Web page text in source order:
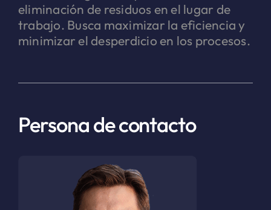
eliminación de residuos en el lugar de
trabajo. Busca maximizar la eficiencia y
minimizar el desperdicio en los procesos.
Persona de contacto